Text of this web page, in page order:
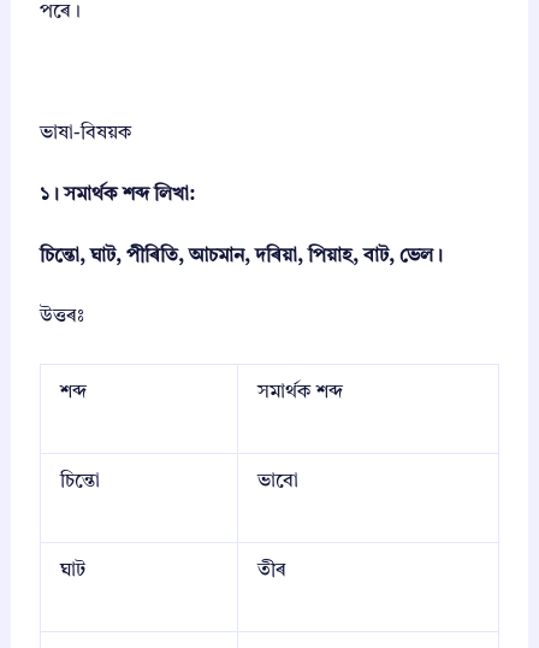
পৰে।
ভাষা-বিষয়ক
১। সমার্থক শব্দ লিখা:
চিন্তো, ঘাট, পীৰিতি, আচমান, দৰিয়া, পিয়াহ, বাট, ভেল।
উত্তৰঃ
শব্দ সমার্থক শব্দ
চিন্তো ভাবো
ঘাট তীৰ